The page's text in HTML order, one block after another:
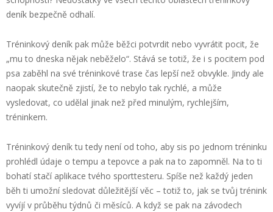
deník bezpečně odhalí.
Tréninkový deník pak může běžci potvrdit nebo vyvrátit pocit, že
„mu to dneska nějak neběželo“. Stává se totiž, že i s pocitem pod
psa zaběhl na své tréninkové trase čas lepší než obvykle. Jindy ale
naopak skutečně zjistí, že to nebylo tak rychlé, a může
vysledovat, co udělal jinak než před minulým, rychlejším,
tréninkem.
Tréninkový deník tu tedy není od toho, aby sis po jednom tréninku
prohlédl údaje o tempu a tepovce a pak na to zapomněl. Na to ti
bohatí stačí aplikace tvého sporttesteru. Spíše než každý jeden
běh ti umožní sledovat důležitější věc – totiž to, jak se tvůj trénink
vyvíjí v průběhu týdnů či měsíců. A když se pak na závodech